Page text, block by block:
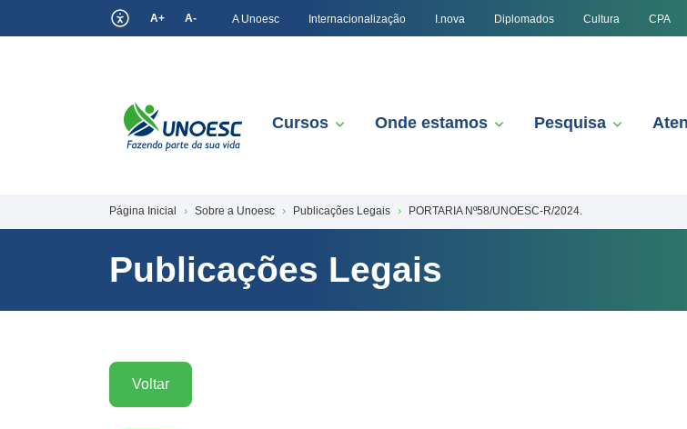
A+ A- A Unoesc Internacionalização I.nova Diplomados Cultura CPA
Cursos Onde estamos Pesquisa
Página Inicial Sobre a Unoesc Publicações Legais PORTARIA Nº58/UNOESC-R/2024.
Publicações Legais
Voltar